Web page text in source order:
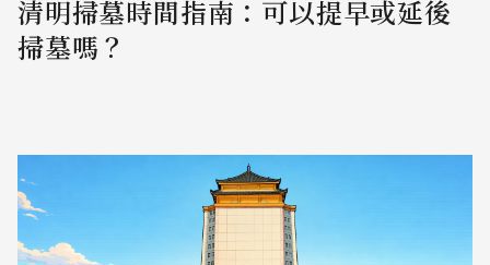
清明掃墓時間指南：可以提早或延後
掃墓嗎？